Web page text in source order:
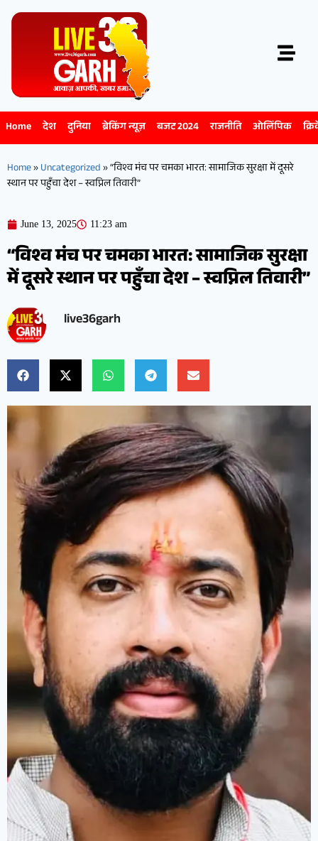
Home देश दुनिया ब्रेकिंग न्यूज़ बजट 2024 राजनीति ओलिंपिक
Home»Uncategorized»“विश्व मंच पर चमका भारत: सामाजिक सुरक्षा में दूसरे
स्थान पर पहुँचा देश – स्वप्निल तिवारी”
June 13, 2025 11:23 am
“विश्व मंच पर चमका भारत: सामाजिक सुरक्षा
में दूसरे स्थान पर पहुँचा देश – स्वप्निल तिवारी”
live36garh